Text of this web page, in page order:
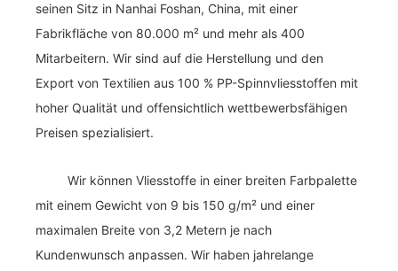
seinen Sitz in Nanhai Foshan, China, mit einer
Fabrikfläche von 80.000 m² und mehr als 400
Mitarbeitern. Wir sind auf die Herstellung und den
Export von Textilien aus 100 % PP-Spinnvliesstoffen mit
hoher Qualität und offensichtlich wettbewerbsfähigen
Preisen spezialisiert.
Wir können Vliesstoffe in einer breiten Farbpalette
mit einem Gewicht von 9 bis 150 g/m² und einer
maximalen Breite von 3,2 Metern je nach
Kundenwunsch anpassen. Wir haben jahrelange